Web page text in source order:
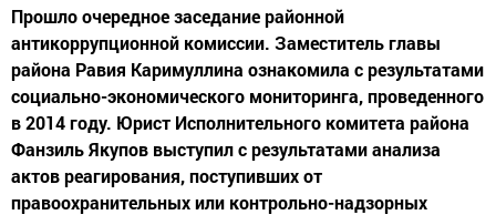
Прошло очередное заседание районной
антикоррупционной комиссии. Заместитель главы
района Равия Каримуллина ознакомила с результатами
социально-экономического мониторинга, проведенного
в 2014 году. Юрист Исполнительного комитета района
Фанзиль Якупов выступил с результатами анализа
актов реагирования, поступивших от
правоохранительных или контрольно-надзорных